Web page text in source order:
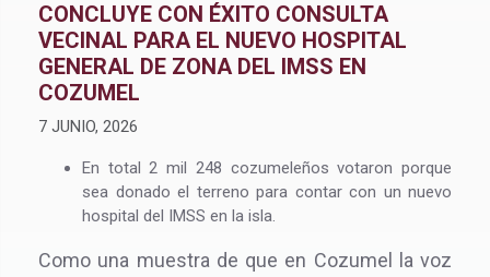
CONCLUYE CON ÉXITO CONSULTA
VECINAL PARA EL NUEVO HOSPITAL
GENERAL DE ZONA DEL IMSS EN
COZUMEL
7 JUNIO, 2026
En total 2 mil 248 cozumeleños votaron porque
sea donado el terreno para contar con un nuevo
hospital del IMSS en la isla.
Como una muestra de que en Cozumel la voz